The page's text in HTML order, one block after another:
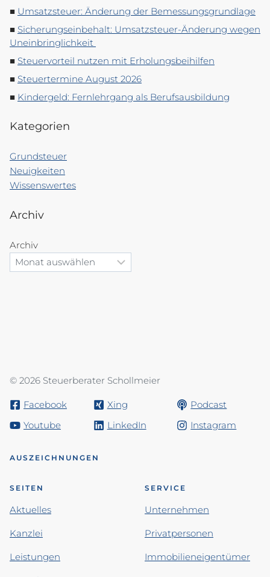
Umsatzsteuer: Änderung der Bemessungsgrundlage
Sicherungseinbehalt: Umsatzsteuer-Änderung wegen
Uneinbringlichkeit
Steuervorteil nutzen mit Erholungsbeihilfen
Steuertermine August 2026
Kindergeld: Fernlehrgang als Berufsausbildung
Kategorien
Grundsteuer
Neuigkeiten
Wissenswertes
Archiv
Archiv
© 2026 Steuerberater Schollmeier
Facebook Xing
Podcast
Youtube
LinkedIn Instagram
AUSZEICHNUNGEN
SEITEN
Aktuelles
Kanzlei
Leistungen
SERVICE
Unternehmen
Privatpersonen
Immobilieneigentümer